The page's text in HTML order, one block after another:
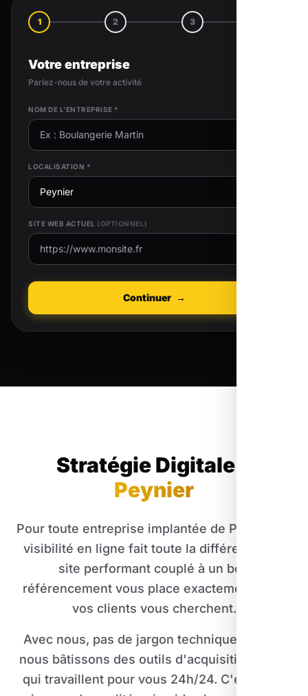
1 2 3
Votre entreprise
Parlez-nous de votre activité
NOM DE L'ENTREPRISE *
LOCALISATION *
SITE WEB ACTUEL (OPTIONNEL)
Continuer →
Stratégie Digitale
Peynier
Pour toute entreprise implantée de Peynier, la
visibilité en ligne fait toute la différence. Un
site performant couplé à un bon
référencement vous place exactement là où
vos clients vous cherchent.
Avec nous, pas de jargon technique inutile :
nous bâtissons des outils d'acquisition client
qui travaillent pour vous 24h/24. C'est cette